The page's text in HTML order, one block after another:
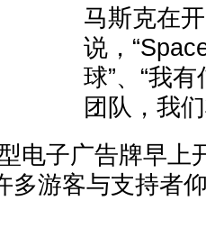
马斯克在
说，
球”、“我
团队，我
电子广告牌早上
多游客与支持者